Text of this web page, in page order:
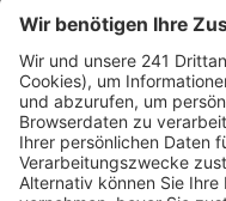
Seitenaufbau
Barrierefreiheit
Cookie Einstellungen
Rechtliches